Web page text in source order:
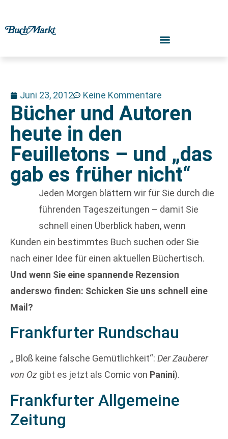
Juni 23, 2012 Keine Kommentare
Bücher und Autoren
heute in den
Feuilletons – und „das
gab es früher nicht“
Jeden Morgen blättern wir für Sie durch die
führenden Tageszeitungen – damit Sie
schnell einen Überblick haben, wenn
Kunden ein bestimmtes Buch suchen oder Sie
nach einer Idee für einen aktuellen Büchertisch.
Und wenn Sie eine spannende Rezension
anderswo finden: Schicken Sie uns schnell eine
Mail?
Frankfurter Rundschau
„ Bloß keine falsche Gemütlichkeit“: Der Zauberer
von Oz gibt es jetzt als Comic von Panini).
Frankfurter Allgemeine
Zeitung